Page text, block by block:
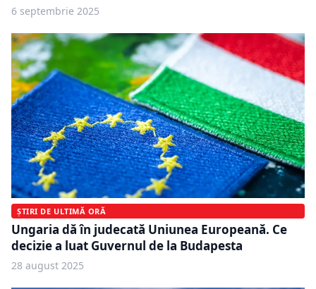
6 septembrie 2025
ȘTIRI DE ULTIMĂ ORĂ
Ungaria dă în judecată Uniunea Europeană. Ce
decizie a luat Guvernul de la Budapesta
28 august 2025